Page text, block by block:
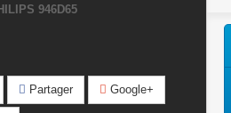
946D65
Partager Google+